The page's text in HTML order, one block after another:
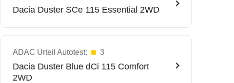
Dacia Duster SCe 115 Essential 2WD
ADAC Urteil Autotest: 3
Dacia Duster Blue dCi 115 Comfort
2WD